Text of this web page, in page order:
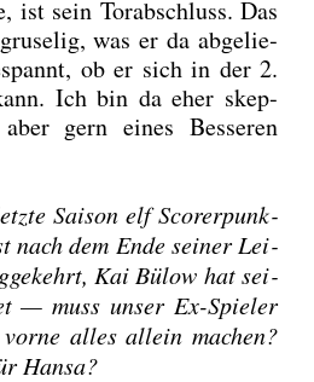
ist sein Tor­ab­schluss. Das
was er da abge­lie­
ob er sich in der 2.
Ich bin da eher skep­
gern eines Bes­se­ren
Sai­son elf Scor­er­punk­
nach dem Ende sei­ner Lei­
Kai Bülow hat sei­
— muss unser Ex-Spie­ler
alles allein machen?
Han­sa?